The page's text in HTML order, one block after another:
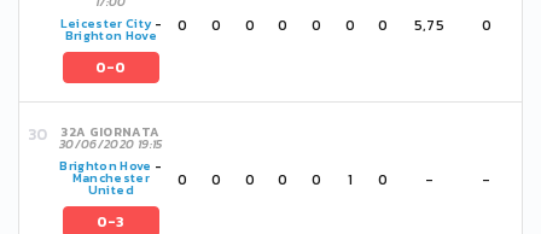
Leicester City-
Brighton Hove
0-0
0 0 0 0 0 0 0 5,75 0
32A GIORNATA
30/06/2020 19:15
Brighton Hove -
Manchester
United
0-3
0 0 0 0 0 1 0 - -